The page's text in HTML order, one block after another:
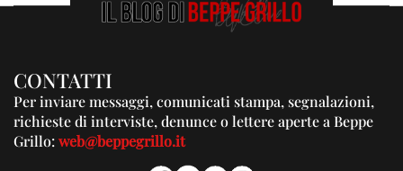
CONTATTI
Per inviare messaggi, comunicati stampa, segnalazioni,
richieste di interviste, denunce o lettere aperte a Beppe
Grillo:web@beppegrillo.it